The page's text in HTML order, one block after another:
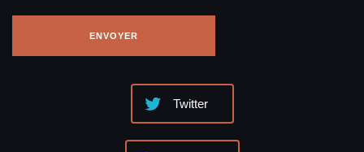
Twitter